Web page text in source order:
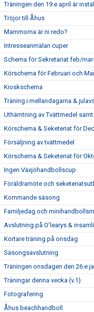
Träningen den 19:e april är
Tröjor till Åhus
Mammorna är ni redo?
Intresseanmälan cuper
Schema för Sekretariat feb/
Körschema för Februari och
Kioskschema
Träning i mellandagarna &
Uthämtning av Tvättmedel
Körschema & Seketeriat för
Försäljning av tvättmedel
Körschema & Seketeriat för
Ingen Växjöhandbollscup
Föräldramöte och
Kommande säsong
Familjedag och
Avslutning på O’learys &
Kortare träning på onsdag
Säsongsavslutning
Träningen onsdagen den 26:e
Träningar denna vecka (v.1)
Fotografering
Åhus beachhandboll